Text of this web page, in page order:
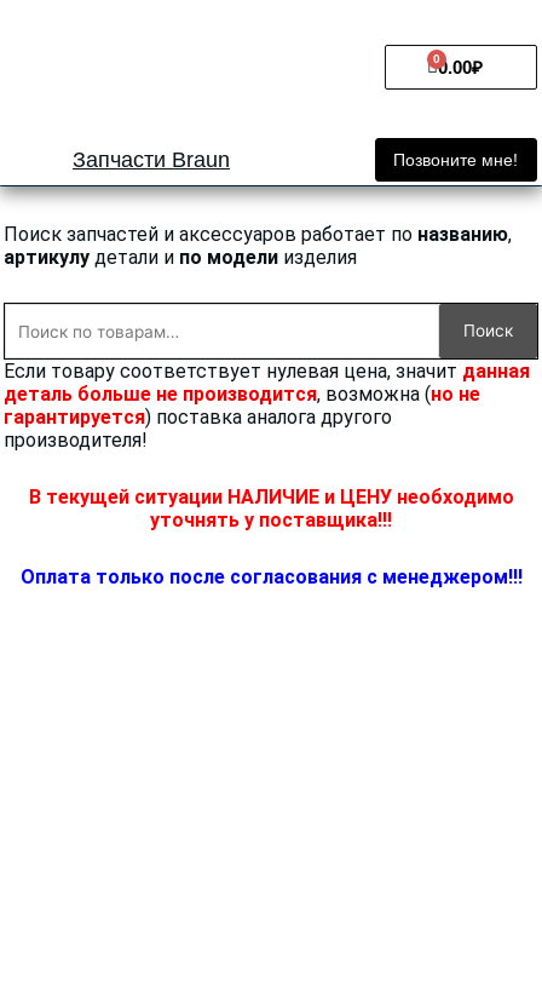
0.00₽
0
Cart
Запчасти Braun Позвоните мне!
Поиск запчастей и аксессуаров работает по названию,
артикулу детали и по модели изделия
Поиск
Если товару соответствует нулевая цена, значит данная
деталь больше не производится, возможна (но не
гарантируется) поставка аналога другого
производителя!
В текущей ситуации НАЛИЧИЕ и ЦЕНУ необходимо
уточнять у поставщика!!!
Оплата только после согласования с менеджером!!!